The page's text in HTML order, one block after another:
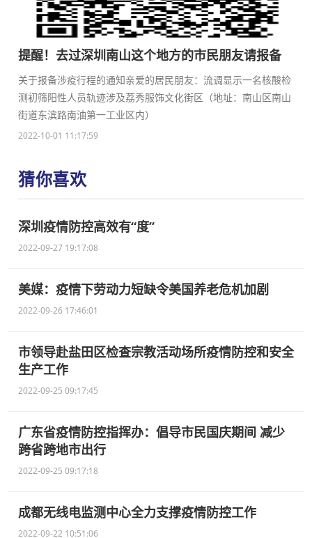
提醒！去过深圳南山这个地方的市民朋友请报备
关于报备涉疫行程的通知亲爱的居民朋友：流调显示一名核酸检
测初筛阳性人员轨迹涉及荔秀服饰文化街区（地址：南山区南山
街道东滨路南油第一工业区内）
2022-10-01 11:17:59
猜你喜欢
深圳疫情防控高效有“度”
2022-09-27 19:17:08
美媒：疫情下劳动力短缺令美国养老危机加剧
2022-09-26 17:46:01
市领导赴盐田区检查宗教活动场所疫情防控和安全
生产工作
2022-09-25 09:17:45
广东省疫情防控指挥办：倡导市民国庆期间 减少
跨省跨地市出行
2022-09-25 09:17:18
成都无线电监测中心全力支撑疫情防控工作
2022-09-22 10:51:06